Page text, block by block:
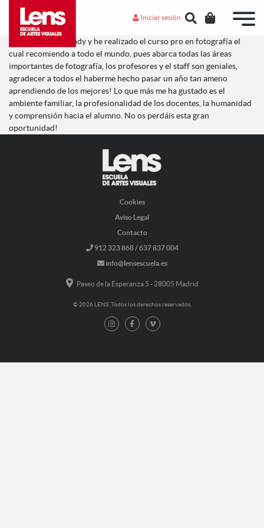
Iniciar sesión
Mi nombre es Wendy y he realizado el curso pro en fotografía el
cual recomiendo a todo el mundo, pues abarca todas las áreas
importantes de fotografía, los profesores y el staff son geniales,
agradecer a todos el haberme hecho pasar un año tan ameno
aprendiendo de los mejores! Lo que más me ha gustado es el
ambiente familiar, la profesionalidad de los docentes, la humanidad
y comprensión hacia el alumno. No os perdáis esta gran
oportunidad!
Cookies
Aviso Legal
Contacto
912 323 868 / 637 837 004
info@lensescuela.es
Paseo de la Esperanza 5 - 28005 Madrid
© 2026 LENS. Todos los derechos reservados.